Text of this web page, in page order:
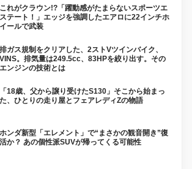
これがクラウン!?「躍動感がたまらないスポーツエ
ステート！」エッジを強調したエアロに22インチホ
イールで武装
排ガス規制をクリアした、2ストVツインバイク、
VINS。排気量は249.5cc、83HPを絞り出す。その
エンジンの技術とは
「18歳、父から譲り受けたS130」そこから始まっ
た、ひとりの走り屋とフェアレディZの物語
ホンダ新型「エレメント」で“まさかの観音開き”復
活か？ あの個性派SUVが帰ってくる可能性